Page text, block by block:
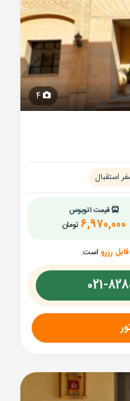
استقبال
قیمت اتوبوس
تومان 6,970,000
قابل رزرو است.
021-